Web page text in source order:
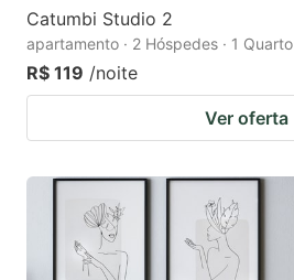
Catumbi Studio 2
apartamento · 2 Hóspedes · 1 Quarto
R$ 119 /noite
Ver oferta